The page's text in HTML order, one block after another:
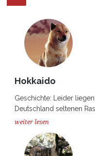
Hokkaido
Geschichte: Leider
Deutschland seltenen
weiter lesen